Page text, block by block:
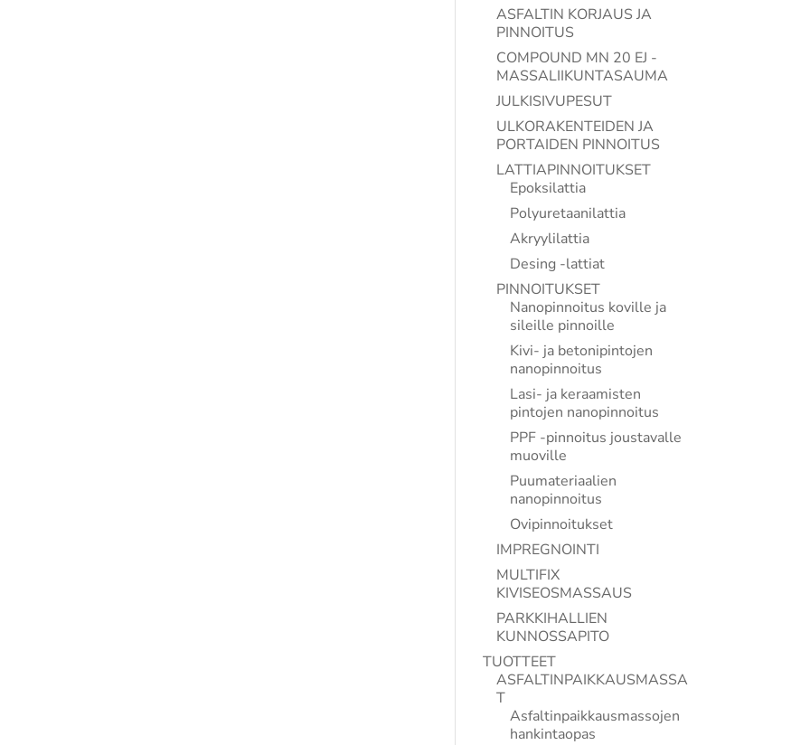
ASFALTIN KORJAUS JA
PINNOITUS
COMPOUND MN 20 EJ -
MASSALIIKUNTASAUMA
JULKISIVUPESUT
ULKORAKENTEIDEN JA
PORTAIDEN PINNOITUS
LATTIAPINNOITUKSET
Epoksilattia
Polyuretaanilattia
Akryylilattia
Desing -lattiat
PINNOITUKSET
Nanopinnoitus koville ja
sileille pinnoille
Kivi- ja betonipintojen
nanopinnoitus
Lasi- ja keraamisten
pintojen nanopinnoitus
PPF -pinnoitus joustavalle
muoville
Puumateriaalien
nanopinnoitus
Ovipinnoitukset
IMPREGNOINTI
MULTIFIX
KIVISEOSMASSAUS
PARKKIHALLIEN
KUNNOSSAPITO
TUOTTEET
ASFALTINPAIKKAUSMASSA
T
Asfaltinpaikkausmassojen
hankintaopas